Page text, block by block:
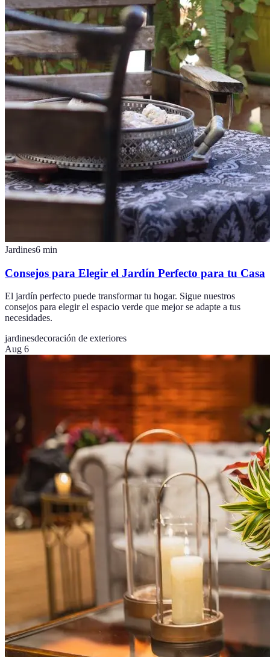
Jardines6 min
Consejos para Elegir el Jardín Perfecto para tu Casa
El jardín perfecto puede transformar tu hogar. Sigue nuestros
consejos para elegir el espacio verde que mejor se adapte a tus
necesidades.
jardinesdecoración de exteriores
Aug 6